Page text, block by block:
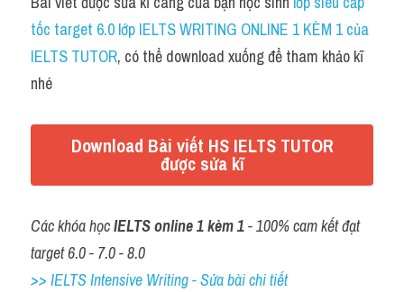
tốc target 6.0 lớp IELTS WRITING ONLINE 1 KÈM 1 của
IELTS TUTOR, có thể download xuống để tham khảo kĩ
nhé
Download Bài viết HS IELTS TUTOR
được sửa kĩ
Các khóa học IELTS online 1 kèm 1 - 100% cam kết đạt
target 6.0 - 7.0 - 8.0
>> IELTS Intensive Writing - Sửa bài chi tiết